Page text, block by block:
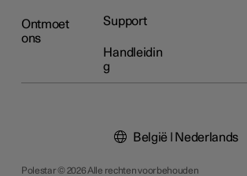
Ontmoet
ons
Support
Handleidin
g
Polestar © 2026 Alle rechten voorbehouden
België | Nederlands